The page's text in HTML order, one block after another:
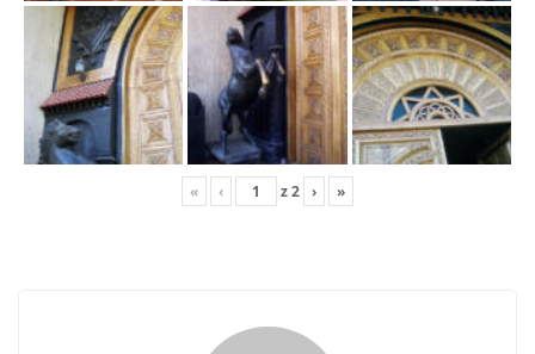
« ‹ z2 › »